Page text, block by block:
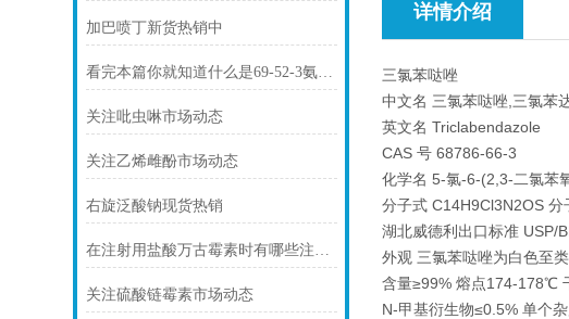
加巴喷丁新货热销中
看完本篇你就知道什么是69-52-3氨苄西林钠了
关注吡虫啉市场动态
关注乙烯雌酚市场动态
右旋泛酸钠现货热销
在注射用盐酸万古霉素时有哪些注意事项你知道么
关注硫酸链霉素市场动态
详情介绍
三氯苯哒唑
中文名 三氯苯哒唑,三氯苯
英文名 Triclabendazole
CAS 号 68786-66-3
化学名 5-氯-6-(2,3-二氯苯
分子式 C14H9Cl3N2OS 分
湖北威德利出口标准 USP/
外观 三氯苯哒唑为白色至
含量≥99% 熔点174-178℃
N-甲基衍生物≤0.5% 单个